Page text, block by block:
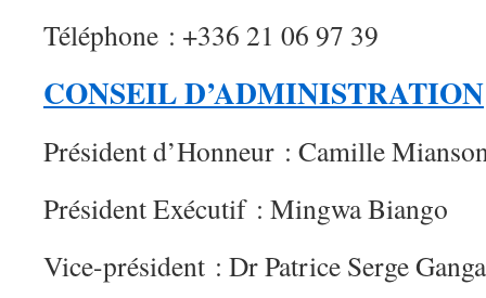
Téléphone : +336 21 06 97 39
CONSEIL D’ADMINISTRATION
Président d’Honneur : Camille
Président Exécutif : Mingwa Biango
Vice-président : Dr Patrice Serge